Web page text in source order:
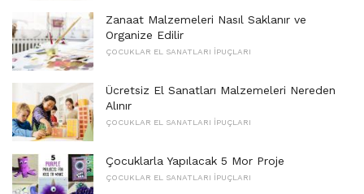
Zanaat Malzemeleri Nasıl Saklanır ve
Organize Edilir
ÇOCUKLAR EL SANATLARI İPUÇLARI
Ücretsiz El Sanatları Malzemeleri Nereden
Alınır
ÇOCUKLAR EL SANATLARI İPUÇLARI
Çocuklarla Yapılacak 5 Mor Proje
ÇOCUKLAR EL SANATLARI İPUÇLARI